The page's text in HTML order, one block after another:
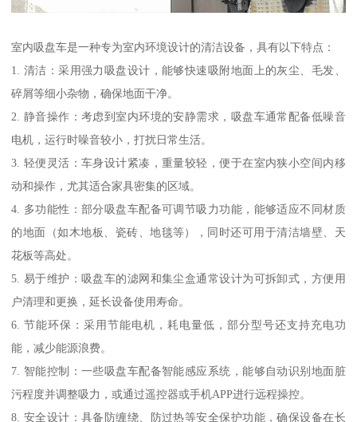
室内吸盘车是一种专为室内环境设计的清洁设备，具有以下特点：
1. 清洁：采用强力吸盘设计，能够快速吸附地面上的灰尘、毛发、
碎屑等细小杂物，确保地面干净。
2. 静音操作：考虑到室内环境的安静需求，吸盘车通常配备低噪音
电机，运行时噪音较小，打扰日常生活。
3. 轻便灵活：车身设计紧凑，重量较轻，便于在室内狭小空间内移
动和操作，尤其适合家具密集的区域。
4. 多功能性：部分吸盘车配备可调节吸力功能，能够适应不同材质
的地面（如木地板、瓷砖、地毯等），同时还可用于清洁墙壁、天
花板等高处。
5. 易于维护：吸盘车的滤网和集尘盒通常设计为可拆卸式，方便用
户清理和更换，延长设备使用寿命。
6. 节能环保：采用节能电机，耗电量低，部分型号还支持充电功
能，减少能源浪费。
7. 智能控制：一些吸盘车配备智能感应系统，能够自动识别地面脏
污程度并调整吸力，或通过遥控器或手机APP进行远程操控。
8. 安全设计：具备防缠绕、防过热等安全保护功能，确保设备在长